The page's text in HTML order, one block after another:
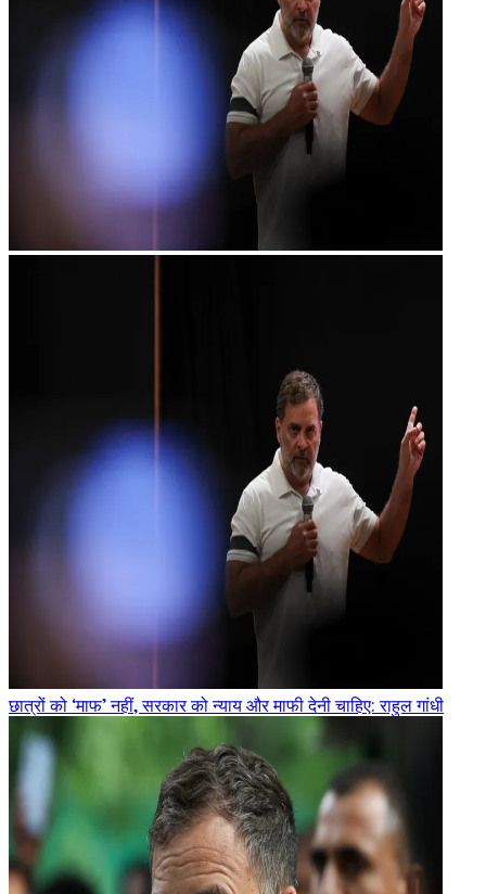
छात्रों को ‘माफ’ नहीं, सरकार को न्याय और माफी देनी चाहिए: राहुल गांधी